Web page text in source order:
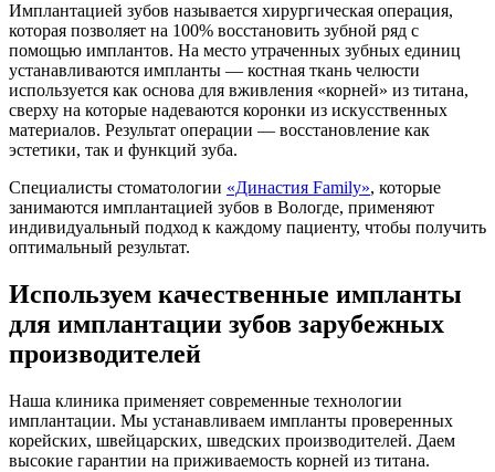
Имплантацией зубов называется хирургическая операция,
которая позволяет на 100% восстановить зубной ряд с
помощью имплантов. На место утраченных зубных единиц
устанавливаются импланты — костная ткань челюсти
используется как основа для вживления «корней» из титана,
сверху на которые надеваются коронки из искусственных
материалов. Результат операции — восстановление как
эстетики, так и функций зуба.
Специалисты стоматологии «Династия Family», которые
занимаются имплантацией зубов в Вологде, применяют
индивидуальный подход к каждому пациенту, чтобы получить
оптимальный результат.
Используем качественные импланты
для имплантации зубов зарубежных
производителей
Наша клиника применяет современные технологии
имплантации. Мы устанавливаем импланты проверенных
корейских, швейцарских, шведских производителей. Даем
высокие гарантии на приживаемость корней из титана.